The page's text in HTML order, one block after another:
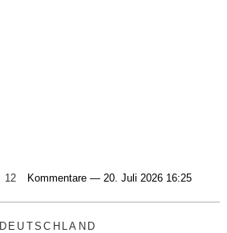
12 Kommentare — 20. Juli 2026 16:25
DEUTSCHLAND